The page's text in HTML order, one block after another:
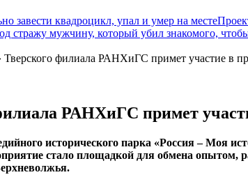
завести квадроцикл, упал и умер на месте
стражу мужчину, который убил знакомого,
филиала РАНХиГС примет участие в
РАНХиГС примет
исторического парка «Россия – Моя
стало площадкой для обмена